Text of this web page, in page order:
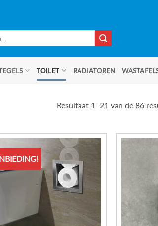
TOILET RADIATOREN
Resultaat 1–21 van de 86